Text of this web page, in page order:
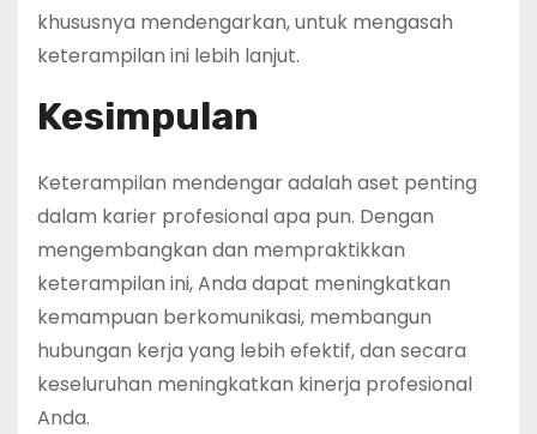
khususnya mendengarkan, untuk mengasah
keterampilan ini lebih lanjut.
Kesimpulan
Keterampilan mendengar adalah aset penting
dalam karier profesional apa pun. Dengan
mengembangkan dan mempraktikkan
keterampilan ini, Anda dapat meningkatkan
kemampuan berkomunikasi, membangun
hubungan kerja yang lebih efektif, dan secara
keseluruhan meningkatkan kinerja profesional
Anda.